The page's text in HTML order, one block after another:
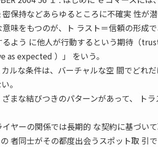
保持などあらゆるところに不確実 性が潜
味をもつのが、ト ラスト＝信頼の形成で
るよう に他人が行動するという期待（
expected ）」 をいう。
ルな条件は、バーチャルな空 間でどれ
。
まな結びつきのパターンがあって、 ト
ヤーの関係では長期的 な契約に基づいて
者同士がその都度出会うスポット取 引で